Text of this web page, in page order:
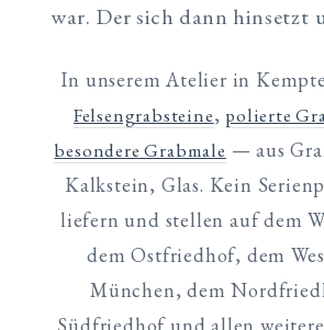
war. Der sich dann hinsetzt
In unserem Atelier in
Felsengrabsteine, polierte
besondere Grabmale — aus
Kalkstein, Glas. Kein
liefern und stellen auf dem
dem Ostfriedhof, dem
München, dem
Südfriedhof und allen